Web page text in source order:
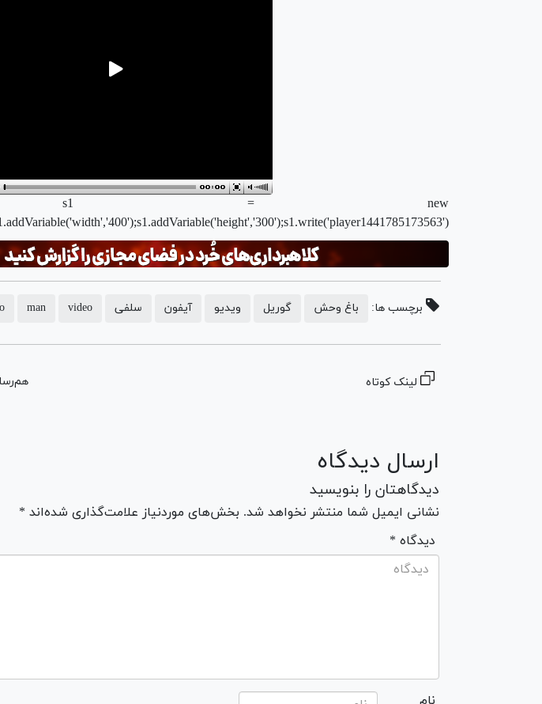
s1 = new
برچسب ها: باغ وحش گوریل ویدیو آیفون سلفی video
man
لینک کوتاه
ارسال دیدگاه
دیدگاهتان را بنویسید
نشانی ایمیل شما منتشر نخواهد شد. بخش‌های موردنیاز علامت‌گذاری شده‌اند *
* دیدگاه